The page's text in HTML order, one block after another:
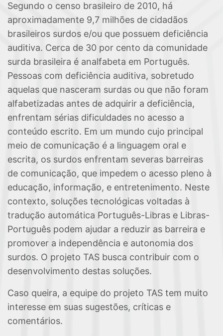
Segundo o censo brasileiro de 2010, há
aproximadamente 9,7 milhões de cidadãos
brasileiros surdos e/ou que possuem deficiência
auditiva. Cerca de 30 por cento da comunidade
surda brasileira é analfabeta em Português.
Pessoas com deficiência auditiva, sobretudo
aquelas que nasceram surdas ou que não foram
alfabetizadas antes de adquirir a deficiência,
enfrentam sérias dificuldades no acesso a
conteúdo escrito. Em um mundo cujo principal
meio de comunicação é a linguagem oral e
escrita, os surdos enfrentam severas barreiras
de comunicação, que impedem o acesso pleno à
educação, informação, e entretenimento. Neste
contexto, soluções tecnológicas voltadas à
tradução automática Português-Libras e Libras-
Português podem ajudar a reduzir as barreira e
promover a independência e autonomia dos
surdos. O projeto TAS busca contribuir com o
desenvolvimento destas soluções.
Caso queira, a equipe do projeto TAS tem muito
interesse em suas sugestões, críticas e
comentários.